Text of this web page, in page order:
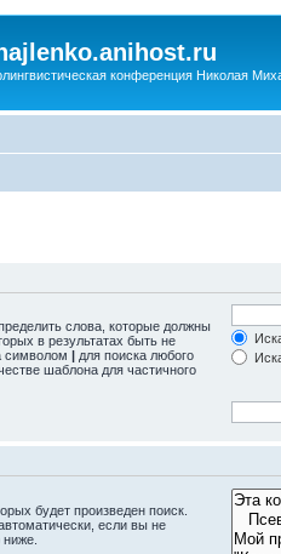
конференция Николая
слова, которые должны
в результатах быть не
символом | для поиска любого
шаблона для частичного
будет произведен поиск.
если вы не